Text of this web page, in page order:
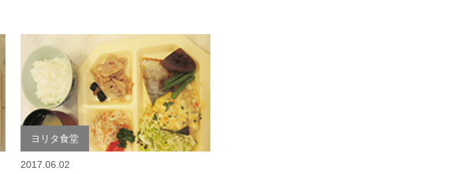
ヨリタ食堂
2017.06.02